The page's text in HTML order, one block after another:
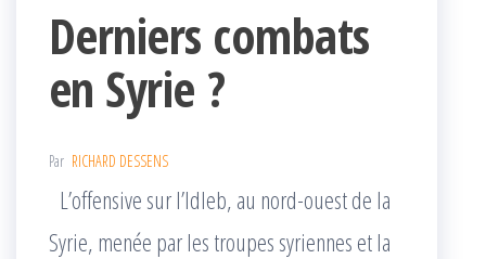
Derniers combats
en Syrie ?
Par RICHARD DESSENS
L’offensive sur l’Idleb, au nord-ouest de la
Syrie, menée par les troupes syriennes et la